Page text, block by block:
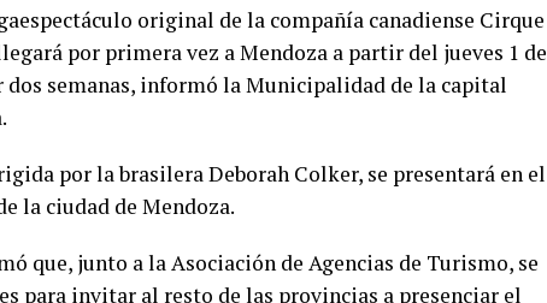
original de la compañía canadiense Cirque
por primera vez a Mendoza a partir del jueves 1 de
dos semanas, informó la Municipalidad de la capital
por la brasilera Deborah Colker, se presentará en el
la ciudad de Mendoza.
que, junto a la Asociación de Agencias de Turismo, se
para invitar al resto de las provincias a presenciar el